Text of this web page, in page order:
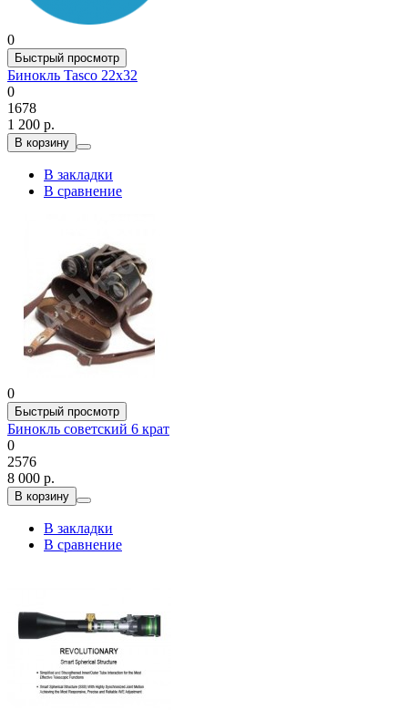
0
Быстрый просмотр
Бинокль Tasco 22x32
0
1678
1 200 р.
В корзину
В закладки
В сравнение
0
Быстрый просмотр
Бинокль советский 6 крат
0
2576
8 000 р.
В корзину
В закладки
В сравнение